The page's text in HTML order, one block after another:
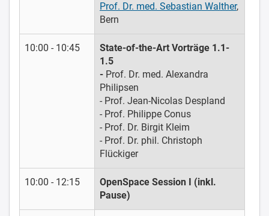
Prof. Dr. med. Sebastian Walther,
Bern
10:00 - 10:45
State-of-the-Art Vorträge 1.1-
1.5
- Prof. Dr. med. Alexandra
Philipsen
- Prof. Jean-Nicolas Despland
- Prof. Philippe Conus
- Prof. Dr. Birgit Kleim
- Prof. Dr. phil. Christoph
Flückiger
10:00 - 12:15
OpenSpace Session I (inkl.
Pause)